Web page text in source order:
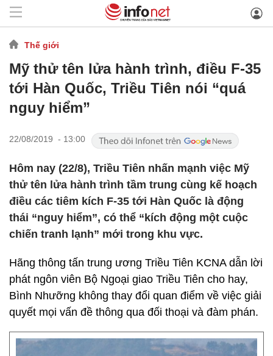
Thế giới
Mỹ thử tên lửa hành trình, điều F-35
tới Hàn Quốc, Triều Tiên nói “quá
nguy hiểm”
22/08/2019 - 13:00
Hôm nay (22/8), Triều Tiên nhấn mạnh việc Mỹ
thử tên lửa hành trình tầm trung cùng kế hoạch
điều các tiêm kích F-35 tới Hàn Quốc là động
thái “nguy hiểm”, có thể “kích động một cuộc
chiến tranh lạnh” mới trong khu vực.
Hãng thông tấn trung ương Triều Tiên KCNA dẫn lời
phát ngôn viên Bộ Ngoại giao Triều Tiên cho hay,
Bình Nhưỡng không thay đổi quan điểm về việc giải
quyết mọi vấn đề thông qua đối thoại và đàm phán.